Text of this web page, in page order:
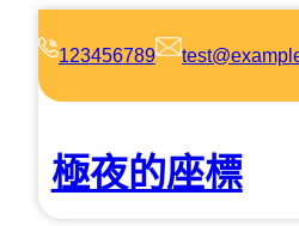
123456789
極夜的座標